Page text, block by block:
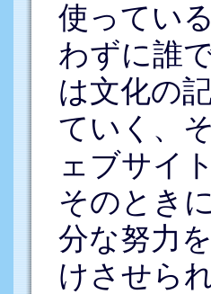
使ってい
わずに誰
は文化の
ていく、
ェブサイ
そのとき
分な努力
けさせら